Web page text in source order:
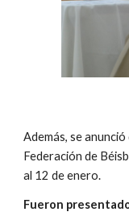
Además, se
Federación de
al 12 de enero.
Fueron